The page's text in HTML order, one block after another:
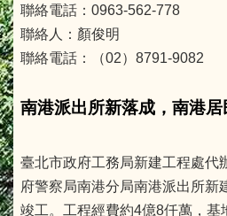
聯絡電話：0963-562-778
聯絡人：顏俊明
聯絡電話：（02）8791-9082
南港派出所新落成，南港
臺北市政府工務局新建工程處代
府警察局南港分局南港派出所新
竣工。工程經費約4億8仟萬，基